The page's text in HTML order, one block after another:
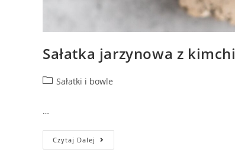
Sałatka jarzynowa z kimchi
Sałatki i bowle
…
Czytaj Dalej